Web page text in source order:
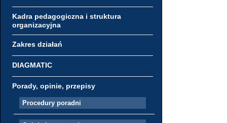
Kadra pedagogiczna i struktura
organizacyjna
Zakres działań
DIAGMATIC
Porady, opinie, przepisy
Procedury poradni